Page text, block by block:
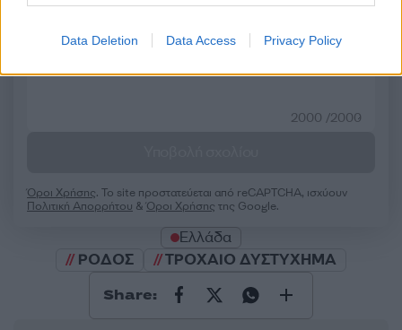
Data Deletion Data Access Privacy Policy
50 /50
2000 /2000
Όροι Χρήσης. Το site προστατεύεται από reCAPTCHA, ισχύουν
Πολιτική Απορρήτου &Όροι Χρήσης της Google.
Ελλάδα
ΡΟΔΟΣ
ΤΡΟΧΑΙΟ ΔΥΣΤΥΧΗΜΑ
Share: